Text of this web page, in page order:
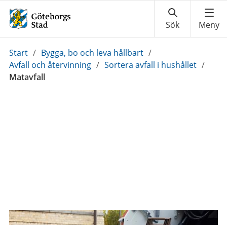
Du
är
här:
Start / Bygga, bo och leva hållbart /
Avfall och återvinning / Sortera avfall i hushållet /
Matavfall